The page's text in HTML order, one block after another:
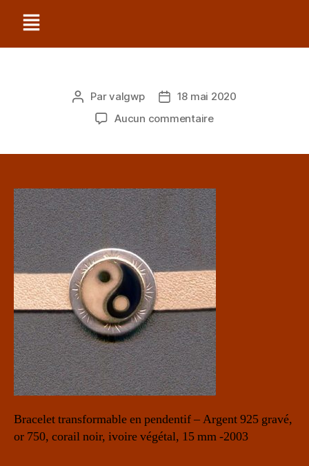
Parvalgwp
18 mai 2020
Aucun commentaire
Bracelet transformable en pendentif – Argent 925 gravé,
or 750, corail noir, ivoire végétal, 15 mm -2003